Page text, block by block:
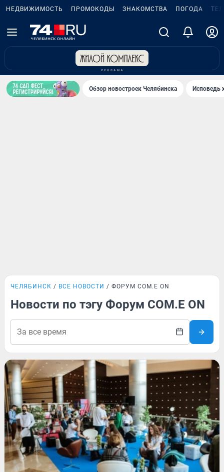
НЕДВИЖИМОСТЬ ПРОМОКОДЫ ЗНАКОМСТВА ПОГОДА
Обзор новостроек Челябинска Исповедь
ЧЕЛЯБИНСК ВСЕ НОВОСТИ ФОРУМ COM.E ON
Новости по тэгу Форум COM.E ON